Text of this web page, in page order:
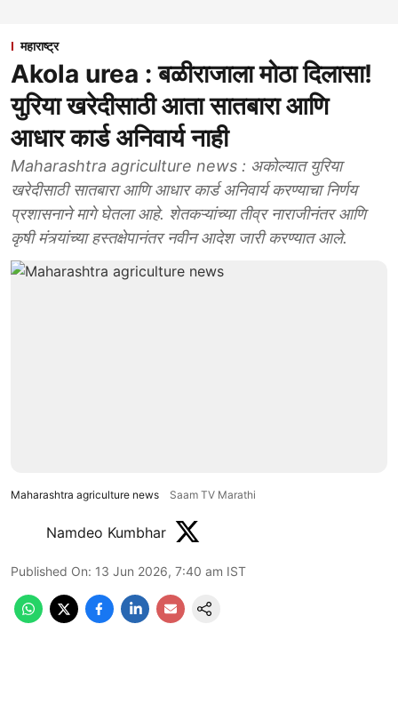
महाराष्ट्र
Akola urea : बळीराजाला मोठा दिलासा!
युरिया खरेदीसाठी आता सातबारा आणि
आधार कार्ड अनिवार्य नाही
Maharashtra agriculture news : अकोल्यात युरिया
खरेदीसाठी सातबारा आणि आधार कार्ड अनिवार्य करण्याचा निर्णय
प्रशासनाने मागे घेतला आहे. शेतकऱ्यांच्या तीव्र नाराजीनंतर आणि
कृषी मंत्र्यांच्या हस्तक्षेपानंतर नवीन आदेश जारी करण्यात आले.
Maharashtra agriculture news Saam TV Marathi
Namdeo Kumbhar
Published On: 13 Jun 2026, 7:40 am IST